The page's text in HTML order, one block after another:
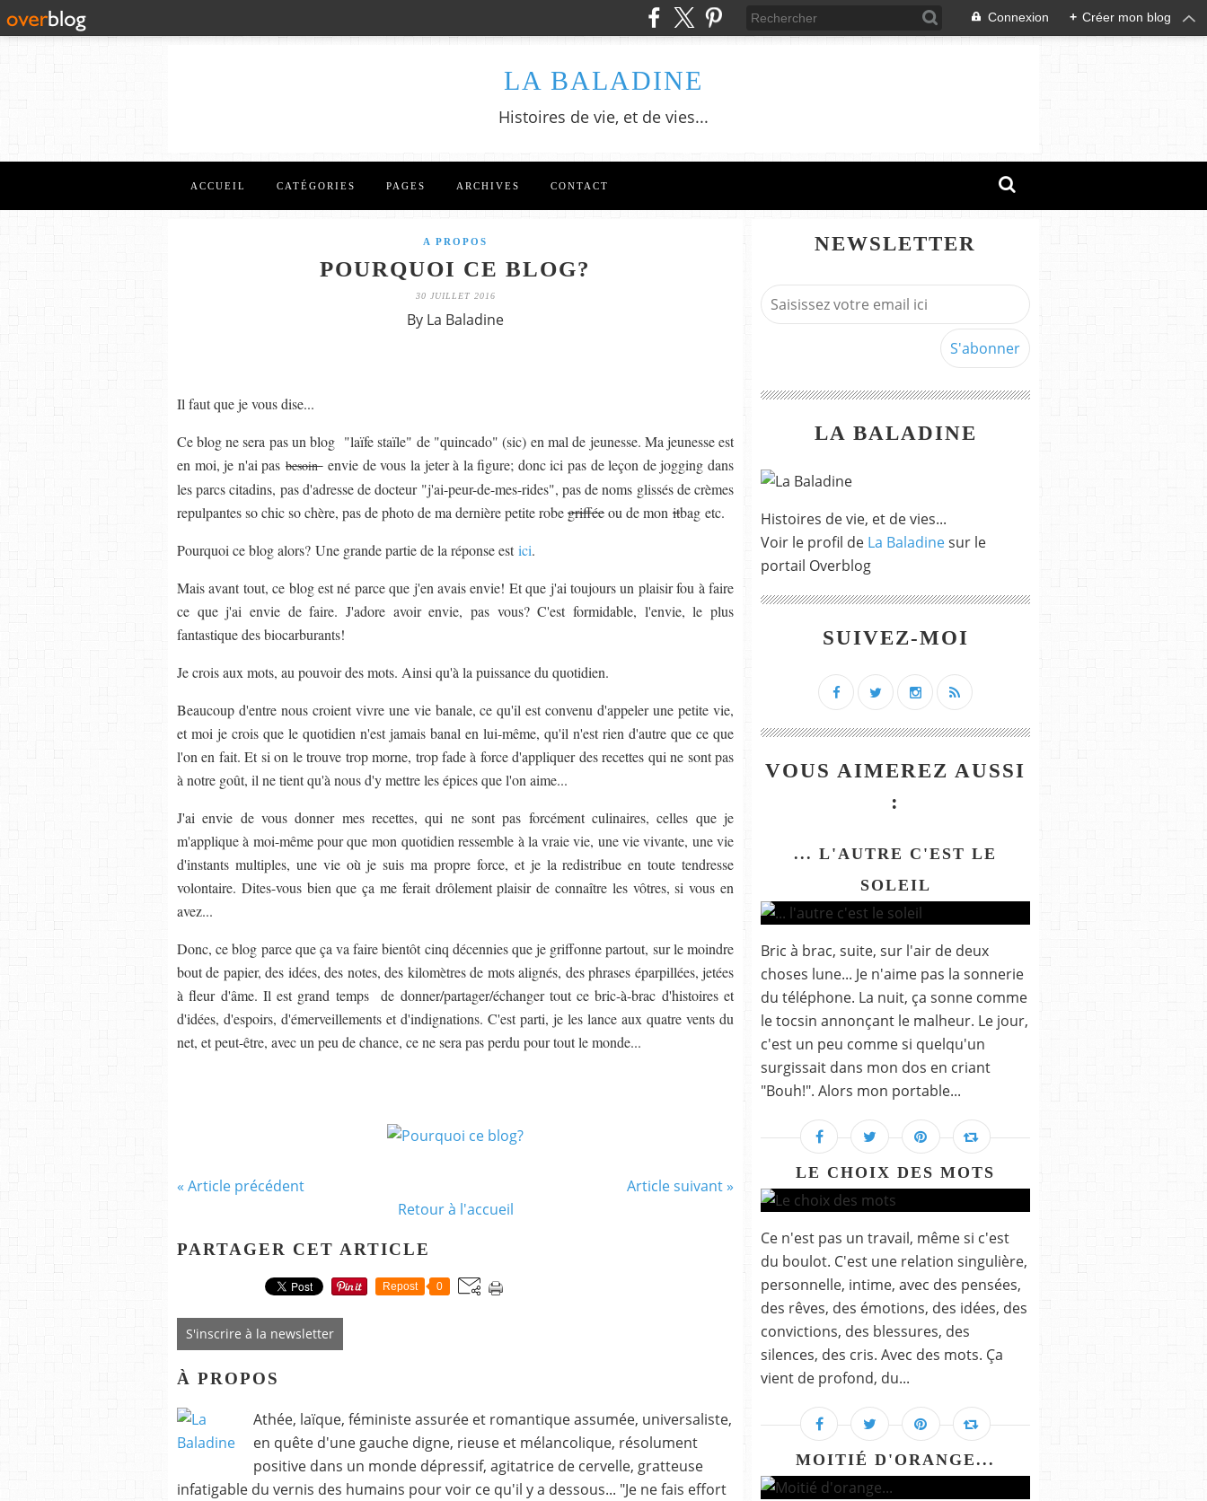
Connexion + Créer mon blog
LA BALADINE
Histoires de vie, et de vies...
ACCUEIL CATÉGORIES PAGES ARCHIVES CONTACT
A PROPOS
POURQUOI CE BLOG?
30 JUILLET 2016
By La Baladine
Il faut que je vous dise...
Ce blog ne sera pas un blog "laïfe staïle" de "quincado" (sic) en mal de jeunesse. Ma jeunesse est
en moi, je n'ai pas besoinenvie de vous la jeter à la figure; donc ici pas de leçon de jogging dans
les parcs citadins, pas d'adresse de docteur "j'ai-peur-de-mes-rides", pas de noms glissés de crèmes
repulpantes so chic so chère, pas de photo de ma dernière petite robegrifféeou de mon itbag etc.
Pourquoi ce blog alors? Une grande partie de la réponse estici.
Mais avant tout, ce blog est né parce que j'en avais envie! Et que j'ai toujours un plaisir fou à faire
ce que j'ai envie de faire. J'adore avoir envie, pas vous? C'est formidable, l'envie, le plus
fantastique des biocarburants!
Je crois aux mots, au pouvoir des mots. Ainsi qu'à la puissance du quotidien.
Beaucoup d'entre nous croient vivre une vie banale, ce qu'il est convenu d'appeler une petite vie,
et moi je crois que le quotidien n'est jamais banal en lui-même, qu'il n'est rien d'autre que ce que
l'on en fait. Et si on le trouve trop morne, trop fade à force d'appliquer des recettes qui ne sont pas
à notre goût, il ne tient qu'à nous d'y mettre les épices que l'on aime...
J'ai envie de vous donner mes recettes, qui ne sont pas forcément culinaires, celles que je
m'applique à moi-même pour que mon quotidien ressemble à la vraie vie, une vie vivante, une vie
d'instants multiples, une vie où je suis ma propre force, et je la redistribue en toute tendresse
volontaire. Dites-vous bien que ça me ferait drôlement plaisir de connaître les vôtres, si vous en
avez...
Donc, ce blog parce que ça va faire bientôt cinq décennies que je griffonne partout, sur le moindre
bout de papier, des idées, des notes, des kilomètres de mots alignés, des phrases éparpillées, jetées
à fleur d'âme. Il est grand temps de donner/partager/échanger tout ce bric-à-brac d'histoires et
d'idées, d'espoirs, d'émerveillements et d'indignations. C'est parti, je les lance aux quatre vents du
net, et peut-être, avec un peu de chance, ce ne sera pas perdu pour tout le monde...
« Article précédent
Article suivant »
Retour à l'accueil
PARTAGER CET ARTICLE
Repost 0
S'inscrire à la newsletter
À PROPOS
Athée, laïque, féministe assurée et romantique assumée, universaliste,
en quête d'une gauche digne, rieuse et mélancolique, résolument
positive dans un monde dépressif, agitatrice de cervelle, gratteuse
infatigable du vernis des humains pour voir ce qu'il y a dessous... "Je ne fais effort
NEWSLETTER
LA BALADINE
Histoires de vie, et de vies...
Voir le profil de La Baladinesur le
portail Overblog
SUIVEZ-MOI
VOUS AIMEREZ AUSSI
:
... L'AUTRE C'EST LE
SOLEIL
Bric à brac, suite, sur l'air de deux
choses lune... Je n'aime pas la sonnerie
du téléphone. La nuit, ça sonne comme
le tocsin annonçant le malheur. Le jour,
c'est un peu comme si quelqu'un
surgissait dans mon dos en criant
"Bouh!". Alors mon portable...
LE CHOIX DES MOTS
Ce n'est pas un travail, même si c'est
du boulot. C'est une relation singulière,
personnelle, intime, avec des pensées,
des rêves, des émotions, des idées, des
convictions, des blessures, des
silences, des cris. Avec des mots. Ça
vient de profond, du...
MOITIÉ D'ORANGE...